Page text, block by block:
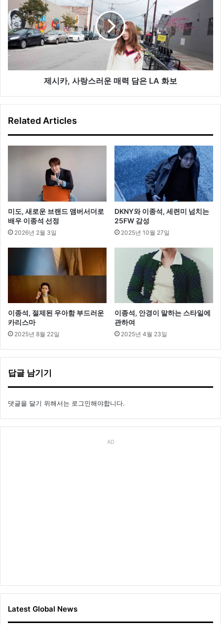
캠
페
인
’
진
행
,
사
랑
스
운
L
제시카, 사랑스러운 매력 담은 LA 화보
Related Articles
미도, 새로운 브랜드 앰버서더로
배우 이종석 선정
2026년 2월 3일
DKNY와 이종석, 세련미 넘치는
25FW 감성
2025년 10월 27일
이종석, 절제된 우아함 부드러운
카리스마
2025년 8월 22일
이종석, 안경이 말하는 스타일에
관하여
2025년 4월 23일
답글 남기기
댓글을 달기 위해서는 로그인해야합니다.
AD
Latest Global News